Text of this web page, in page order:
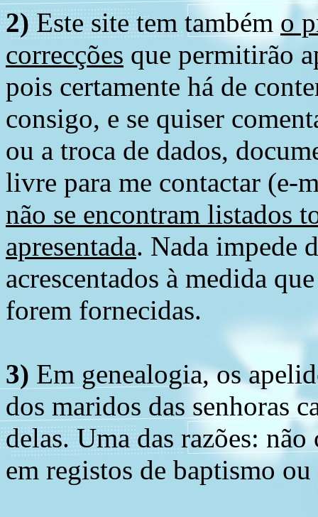
2) Este site tem também o
correcções que permitirão
pois certamente há de
consigo, e se quiser
ou a troca de dados,
livre para me contactar (e-
não se encontram listados
apresentada. Nada impede
acrescentados à medida
forem fornecidas.
3) Em genealogia, os
dos maridos das senhoras
delas. Uma das razões:
em registos de baptismo